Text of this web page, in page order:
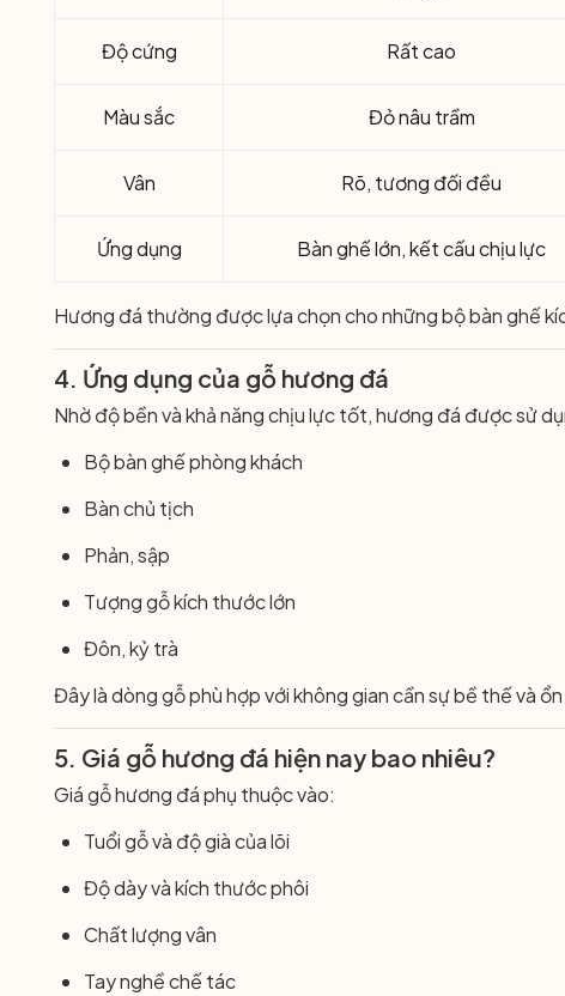
Độ cứng Rất cao
Màu sắc Đỏ nâu trầm
Vân Rõ, tương đối đều
Ứng dụng Bàn ghế lớn, kết cấu chịu lực
Hương đá thường được lựa chọn cho những bộ bàn ghế
4. Ứng dụng của gỗ hương đá
Nhờ độ bền và khả năng chịu lực tốt, hương đá được sử
Bộ bàn ghế phòng khách
Bàn chủ tịch
Phản, sập
Tượng gỗ kích thước lớn
Đôn, kỷ trà
Đây là dòng gỗ phù hợp với không gian cần sự bề thế và
5. Giá gỗ hương đá hiện nay bao nhiêu?
Giá gỗ hương đá phụ thuộc vào:
Tuổi gỗ và độ già của lõi
Độ dày và kích thước phôi
Chất lượng vân
Tay nghề chế tác